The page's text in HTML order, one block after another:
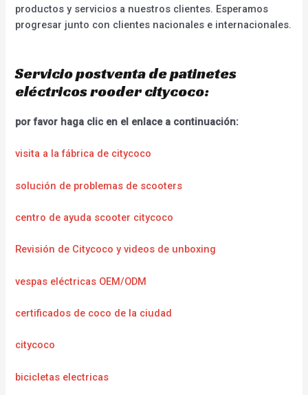
productos y servicios a nuestros clientes. Esperamos
progresar junto con clientes nacionales e internacionales.
Servicio postventa de patinetes
eléctricos rooder citycoco:
por favor haga clic en el enlace a continuación:
visita a la fábrica de citycoco
solución de problemas de scooters
centro de ayuda scooter citycoco
Revisión de Citycoco y videos de unboxing
vespas eléctricas OEM/ODM
certificados de coco de la ciudad
citycoco
bicicletas electricas